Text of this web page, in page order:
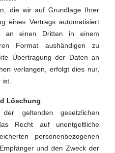
die wir auf Grundlage Ihrer
eines Vertrags automatisiert
an einen Dritten in einem
Format aushändigen zu
Übertragung der Daten an
verlangen, erfolgt dies nur,
Löschung
geltenden gesetzlichen
Recht auf unentgeltliche
personenbezogenen
und den Zweck der